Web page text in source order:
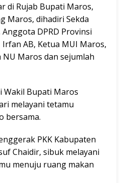
di Rujab Bupati Maros,
Maros, dihadiri Sekda
DPRD Provinsi
Irfan AB, Ketua MUI Maros,
Maros dan sejumlah
Wakil Bupati Maros
melayani tetamu
bersama.
PKK Kabupaten
Chaidir, sibuk melayani
menuju ruang makan